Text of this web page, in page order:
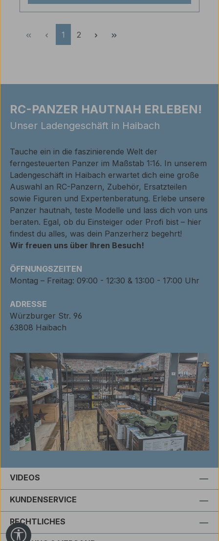
Seite
1 Seite
2
RC-PANZER HAUTNAH ERLEBEN!
Unser Ladengeschäft in Haibach
Tauche ein in die faszinierende Welt der
ferngesteuerten Panzer im Maßstab 1:16. In unserem
Ladengeschäft in Haibach erwartet dich eine große
Auswahl an RC-Panzern, Zubehör, Ersatzteilen
sowie Figuren und Expertenberatung. Erlebe unsere
Panzer hautnah, teste Modelle und lass dich von uns
beraten. Egal, ob du Einsteiger oder Profi bist – hier
findest du alles, was dein Panzerherz begehrt!
Wir freuen uns über Ihren Besuch!
ÖFFNUNGSZEITEN
Montag – Freitag: 09:00 - 12:30 & 13:00 - 17:00 Uhr
ADRESSE
Würzburger Str. 96
63808 Haibach
VIDEOS
KUNDENSERVICE
RECHTLICHES
Werkzeugleiste anzeigen